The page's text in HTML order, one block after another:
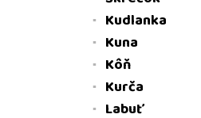
Kudlanka
Kuna
Kôň
Kurča
Labuť